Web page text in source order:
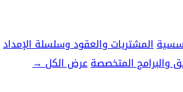
المشتريات والعقود وسلسلة الإمداد
والبرامج المتخصصةعرض الكل→